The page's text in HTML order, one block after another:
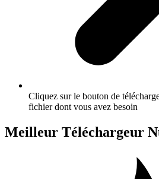
Cliquez sur le bouton de
fichier dont vous avez besoin
Meilleur Téléchargeur